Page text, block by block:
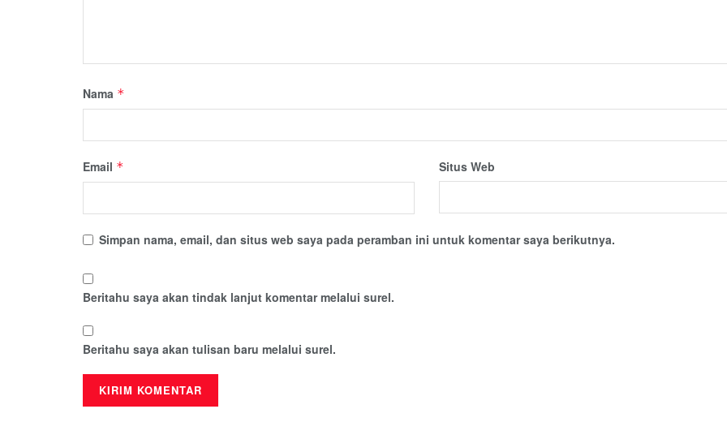
Nama *
Email * Situs Web
Simpan nama, email, dan situs web saya pada peramban ini untuk komentar saya berikutnya.
Beritahu saya akan tindak lanjut komentar melalui surel.
Beritahu saya akan tulisan baru melalui surel.